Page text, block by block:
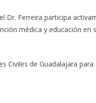
Dr. Ferreira participa
médica y educación en
Civiles de Guadalajara